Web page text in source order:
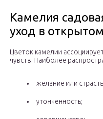
Камелия
уход в
Цветок камелии
чувств. Наиболее
желание или
утонченность;